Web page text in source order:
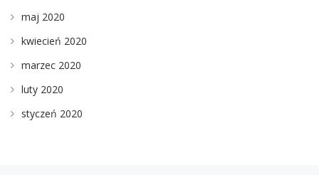
maj 2020
kwiecień 2020
marzec 2020
luty 2020
styczeń 2020